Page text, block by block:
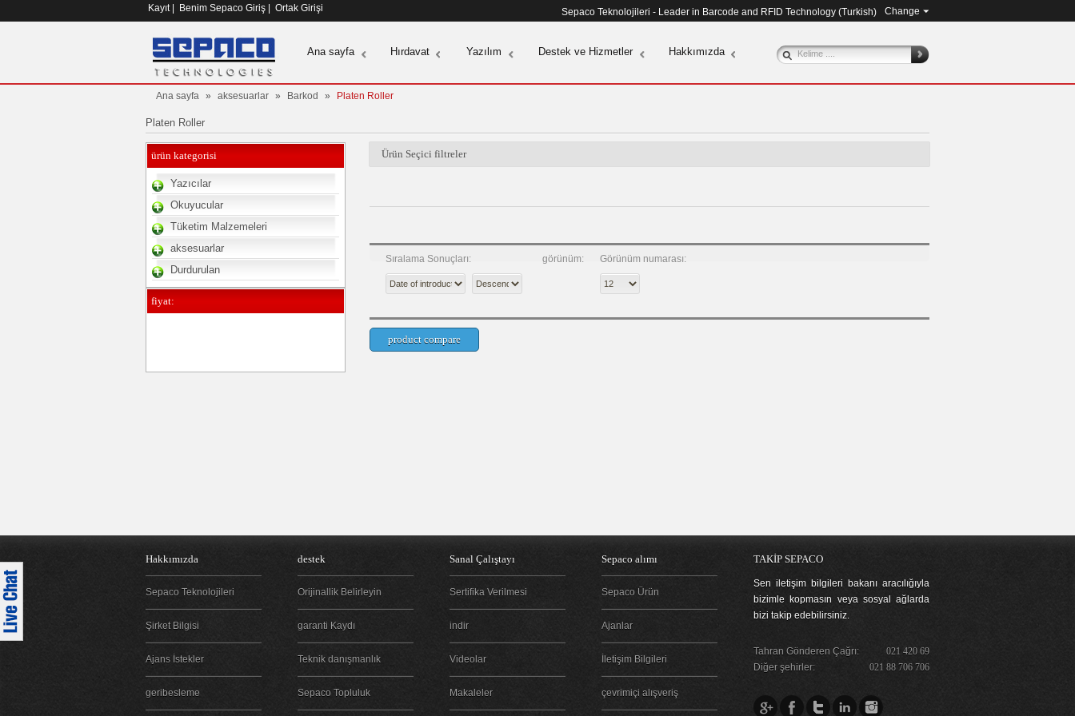
Kayıt Benim Sepaco Giriş Ortak Girişi Sepaco Teknolojileri - Leader in Barcode and RFID Technology (Turkish) Change
Ana sayfa Hırdavat Yazılım Destek ve Hizmetler Hakkımızda
Ana sayfa » aksesuarlar » Barkod » Platen Roller
Platen Roller
ürün kategorisi
Yazıcılar
Okuyucular
Tüketim Malzemeleri
aksesuarlar
Durdurulan
fiyat:
Ürün Seçici filtreler
Sıralama Sonuçları: görünüm: Görünüm numarası:
Hakkımızda
Sepaco Teknolojileri
Şirket Bilgisi
Ajans İstekler
geribesleme
destek
Orijinallik Belirleyin
garanti Kaydı
Teknik danışmanlık
Sepaco Topluluk
Sanal Çalıştayı
Sertifika Verilmesi
indir
Videolar
Makaleler
Sepaco alımı
Sepaco Ürün
Ajanlar
İletişim Bilgileri
çevrimiçi alışveriş
TAKİP SEPACO
Sen iletişim bilgileri bakanı aracılığıyla
bizimle kopmasın veya sosyal ağlarda
bizi takip edebilirsiniz.
Tahran Gönderen Çağrı:
021 420 69
Diğer şehirler:
021 88 706 706